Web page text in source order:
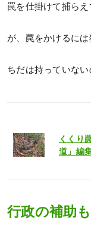
罠を仕掛けて捕らえ
が、罠をかけるには
ちだは持っていない
くくり
道」編
行政の補助